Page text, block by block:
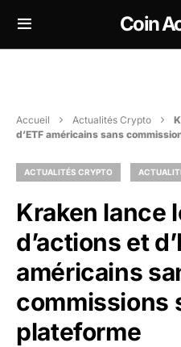
Coin
Accueil Actualités Crypto
d’ETF américains sans
ACTUALITÉS CRYPTO
Kraken lance
d’actions et
américains
commissions
plateforme